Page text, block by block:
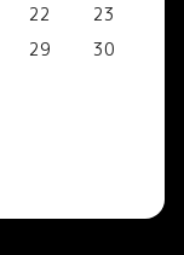
22
23
29
30